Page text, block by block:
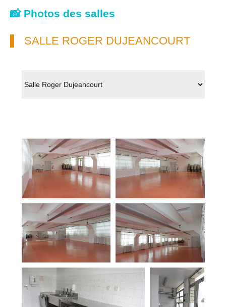
📸 Photos des salles
SALLE ROGER DUJEANCOURT